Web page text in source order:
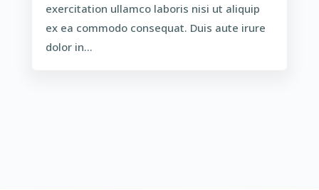
exercitation ullamco laboris nisi ut aliquip
ex ea commodo consequat. Duis aute irure
dolor in...